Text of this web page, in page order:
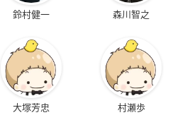
鈴村健一 森川智之
大塚芳忠 村瀬歩